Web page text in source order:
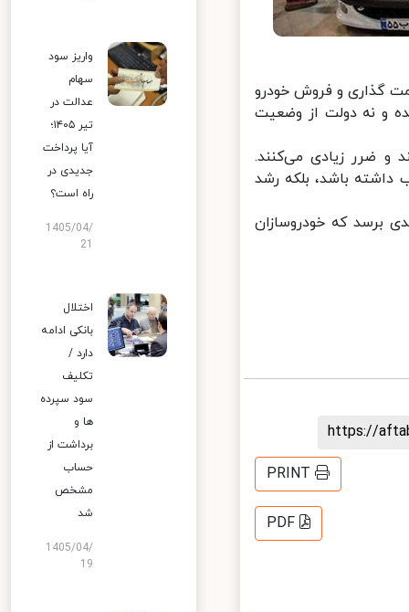
روش فعلی قیمت گذاری و فروش خودرو
و نه دولت از وضعیت
ضرر زیادی می‌کنند.
باشد، بلکه رشد
که خودروسازان
https://
PRINT
PDF
واریز سود
سهام
عدالت در
تیر ۱۴۰۵؛
آیا پرداخت
جدیدی در
راه است؟
1405/04/
اختلال
بانکی ادامه
دارد /
تکلیف
سود سپرده
ها و
برداشت از
حساب
مشخص
شد
1405/04/
19